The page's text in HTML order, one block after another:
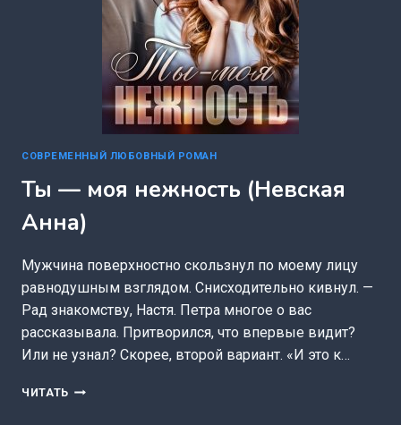
СОВРЕМЕННЫЙ ЛЮБОВНЫЙ РОМАН
Ты — моя нежность (Невская
Анна)
Мужчина поверхностно скользнул по моему лицу
равнодушным взглядом. Снисходительно кивнул. —
Рад знакомству, Настя. Петра многое о вас
рассказывала. Притворился, что впервые видит?
Или не узнал? Скорее, второй вариант. «И это к…
ЧИТАТЬ ТЫ